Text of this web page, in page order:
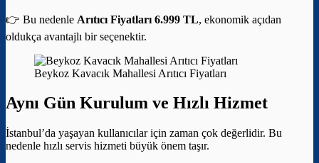
👉 Bu nedenle Arıtıcı Fiyatları 6.999 TL, ekonomik açıdan
oldukça avantajlı bir seçenektir.
Beykoz Kavacık Mahallesi Arıtıcı Fiyatları
Aynı Gün Kurulum ve Hızlı Hizmet
İstanbul’da yaşayan kullanıcılar için zaman çok değerlidir. Bu
nedenle hızlı servis hizmeti büyük önem taşır.